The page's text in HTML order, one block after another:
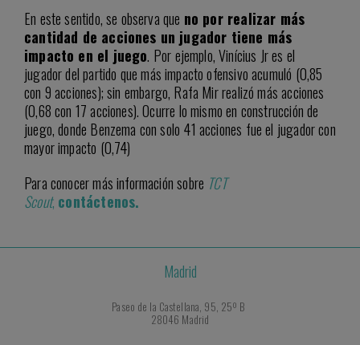
En este sentido, se observa que no por realizar más
cantidad de acciones un jugador tiene más
impacto en el juego. Por ejemplo, Vinícius Jr es el
jugador del partido que más impacto ofensivo acumuló (0,85
con 9 acciones); sin embargo, Rafa Mir realizó más acciones
(0,68 con 17 acciones). Ocurre lo mismo en construcción de
juego, donde Benzema con solo 41 acciones fue el jugador con
mayor impacto (0,74)
Para conocer más información sobre TCT
Scout, contáctenos.
Madrid
Paseo de la Castellana, 95, 25º B
28046 Madrid